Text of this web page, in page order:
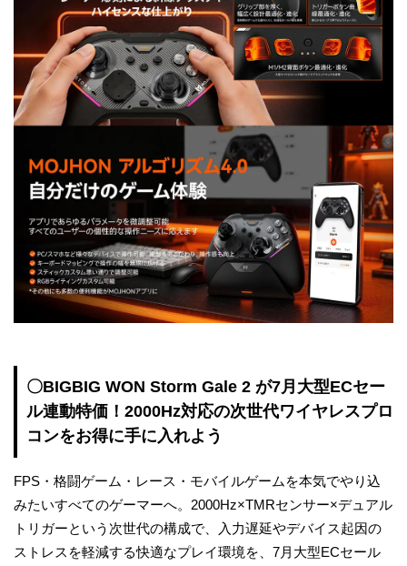
〇BIGBIG WON Storm Gale 2 が7月大型ECセー
ル連動特価！2000Hz対応の次世代ワイヤレスプロ
コンをお得に手に入れよう
FPS・格闘ゲーム・レース・モバイルゲームを本気でやり込
みたいすべてのゲーマーへ。2000Hz×TMRセンサー×デュアル
トリガーという次世代の構成で、入力遅延やデバイス起因の
ストレスを軽減する快適なプレイ環境を、7月大型ECセール